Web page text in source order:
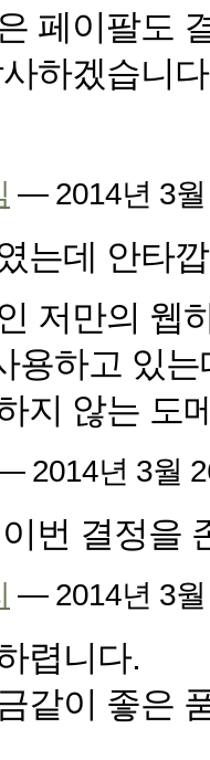
페이팔도
하겠습니
— 2014년 3
는데 안타
저만의 웹
용하고 있
지 않는 도
2014년 3월
번 결정을
— 2014년 3
렵니다.
같이 좋은